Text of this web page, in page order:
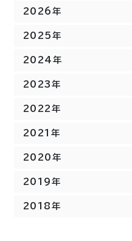
2026年
2025年
2024年
2023年
2022年
2021年
2020年
2019年
2018年